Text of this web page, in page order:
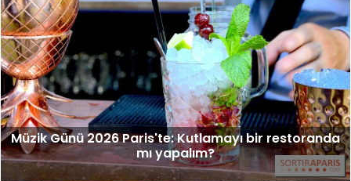
Müzik Günü 2026 Paris'te: Kutlamayı bir restoranda
mı yapalım?